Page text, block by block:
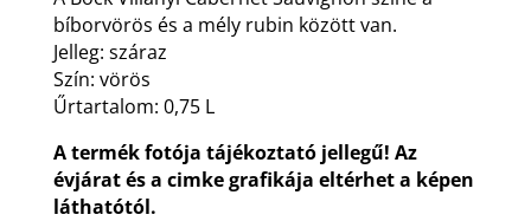
bíborvörös és a mély rubin között van.
Jelleg: száraz
Szín: vörös
Űrtartalom: 0,75 L
A termék fotója tájékoztató jellegű! Az
évjárat és a cimke grafikája eltérhet a képen
láthatótól.